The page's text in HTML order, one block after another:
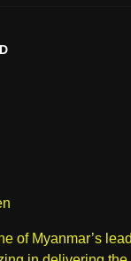
of Myanmar’s